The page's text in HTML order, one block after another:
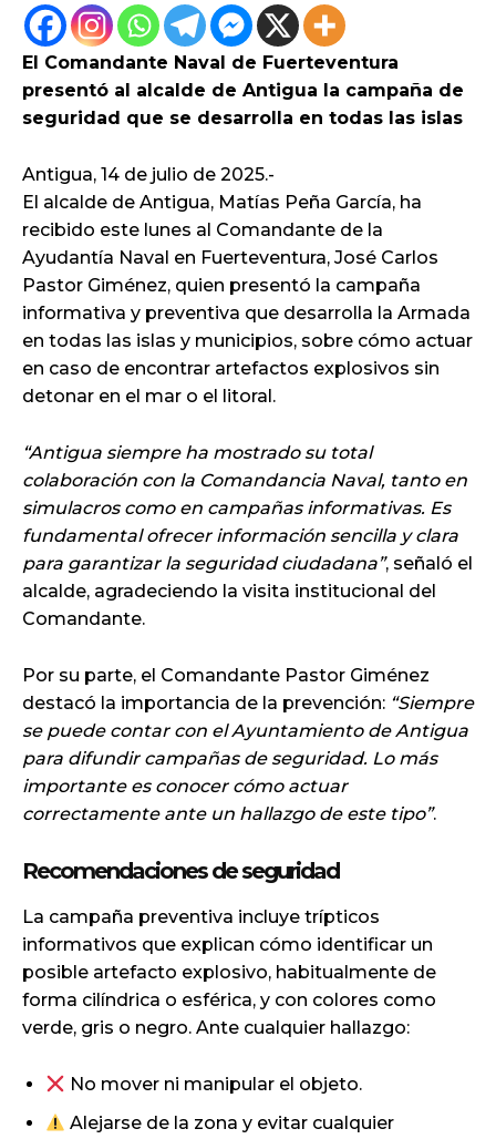
El Comandante Naval de Fuerteventura
presentó al alcalde de Antigua la campaña de
seguridad que se desarrolla en todas las islas
Antigua, 14 de julio de 2025.-
El alcalde de Antigua, Matías Peña García, ha
recibido este lunes al Comandante de la
Ayudantía Naval en Fuerteventura, José Carlos
Pastor Giménez, quien presentó la campaña
informativa y preventiva que desarrolla la Armada
en todas las islas y municipios, sobre cómo actuar
en caso de encontrar artefactos explosivos sin
detonar en el mar o el litoral.
“Antigua siempre ha mostrado su total
colaboración con la Comandancia Naval, tanto en
simulacros como en campañas informativas. Es
fundamental ofrecer información sencilla y clara
para garantizar la seguridad ciudadana”, señaló el
alcalde, agradeciendo la visita institucional del
Comandante.
Por su parte, el Comandante Pastor Giménez
destacó la importancia de la prevención: “Siempre
se puede contar con el Ayuntamiento de Antigua
para difundir campañas de seguridad. Lo más
importante es conocer cómo actuar
correctamente ante un hallazgo de este tipo”.
Recomendaciones de seguridad
La campaña preventiva incluye trípticos
informativos que explican cómo identificar un
posible artefacto explosivo, habitualmente de
forma cilíndrica o esférica, y con colores como
verde, gris o negro. Ante cualquier hallazgo:
No mover ni manipular el objeto.
Alejarse de la zona y evitar cualquier